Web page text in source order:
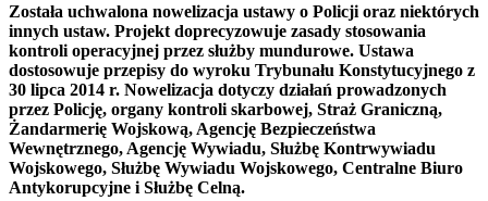
Została uchwalona nowelizacja ustawy o Policji oraz niektórych
innych ustaw. Projekt doprecyzowuje zasady stosowania
kontroli operacyjnej przez służby mundurowe. Ustawa
dostosowuje przepisy do wyroku Trybunału Konstytucyjnego z
30 lipca 2014 r. Nowelizacja dotyczy działań prowadzonych
przez Policję, organy kontroli skarbowej, Straż Graniczną,
Żandarmerię Wojskową, Agencję Bezpieczeństwa
Wewnętrznego, Agencję Wywiadu, Służbę Kontrwywiadu
Wojskowego, Służbę Wywiadu Wojskowego, Centralne Biuro
Antykorupcyjne i Służbę Celną.